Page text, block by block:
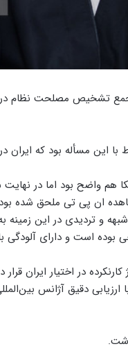
تشخیص مصلحت نظام در
با این مسأله بود که
واضح بود اما در نهایت
ان پی تی ملحق شده
و تردیدی در این
است و دارای آلودگی
در اختیار ایران
دقیق آژانس